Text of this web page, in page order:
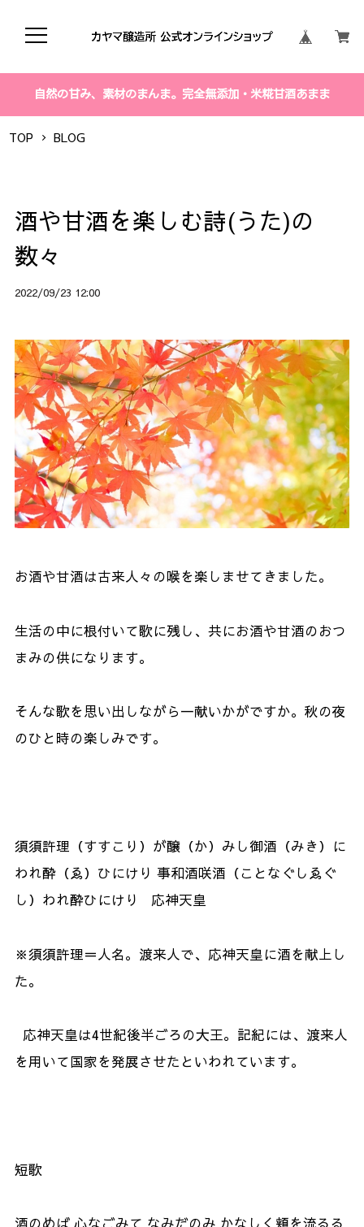
自然の甘み、素材のまんま。完全無添加・米糀甘酒あまま
TOP BLOG
酒や甘酒を楽しむ詩(うた)の
数々
2022/09/23 12:00
お酒や甘酒は古来人々の喉を楽しませてきました。
生活の中に根付いて歌に残し、共にお酒や甘酒のおつ
まみの供になります。
そんな歌を思い出しながら一献いかがですか。秋の夜
のひと時の楽しみです。
須須許理（すすこり）が醸（か）みし御酒（みき）に
われ酔（ゑ）ひにけり 事和酒咲酒（ことなぐしゑぐ
し）われ酔ひにけり 応神天皇
※須須許理＝人名。渡来人で、応神天皇に酒を献上し
た。
応神天皇は4世紀後半ごろの大王。記紀には、渡来人
を用いて国家を発展させたといわれています。
短歌